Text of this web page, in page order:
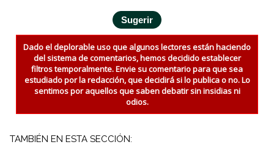
Dado el deplorable uso que algunos lectores están haciendo
del sistema de comentarios, hemos decidido establecer
filtros temporalmente. Envie su comentario para que sea
estudiado por la redacción, que decidirá si lo publica o no. Lo
sentimos por aquellos que saben debatir sin insidias ni
odios.
TAMBIÉN EN ESTA SECCIÓN: